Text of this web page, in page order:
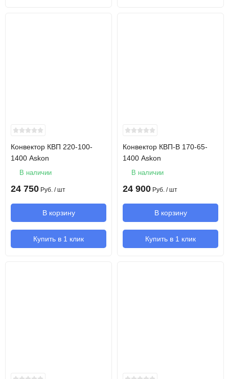
Конвектор КВП 220-100-
1400 Askon
В наличии
24 750 Руб. / шт
В корзину
Купить в 1 клик
Конвектор КВП-В 170-65-
1400 Askon
В наличии
24 900 Руб. / шт
В корзину
Купить в 1 клик